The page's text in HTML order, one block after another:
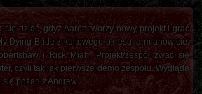
się dziać, gdyż Aaron tworzy nowy projekt i grać
Dying Bride z kultowego okresu, a mianowicie:
i Rick Miah. Projekt/zespół zwać się
czyli tak jak pierwsze demo zespołu. Wygląda
pożarł z Andrew.